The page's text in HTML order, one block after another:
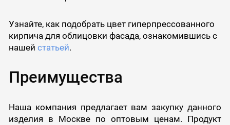
Узнайте, как подобрать цвет гиперпрессованного
кирпича для облицовки фасада, ознакомившись с
нашей статьей.
Преимущества
Наша компания предлагает вам закупку данного
изделия в Москве по оптовым ценам. Продукт